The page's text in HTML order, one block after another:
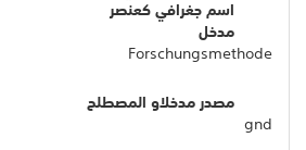
اسم جغرافي كعنصر
مدخل
Forschungsmethode
مصدر مدخلاو المصطلح
gnd